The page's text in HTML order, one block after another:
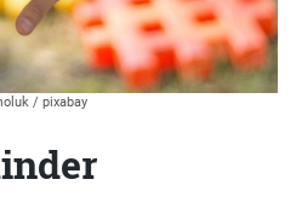
/ pixabay